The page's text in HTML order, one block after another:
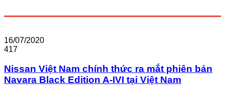
16/07/2020
417
Nissan Việt Nam chính thức ra mắt phiên bản
Navara Black Edition A-IVI tại Việt Nam